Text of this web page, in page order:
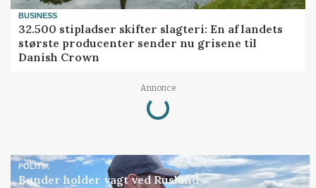
BUSINESS
32.500 stipladser skifter slagteri: En af landets
største producenter sender nu grisene til
Danish Crown
Annonce
Loading...
POLITIK
Bønder holder vagt ved Rusland